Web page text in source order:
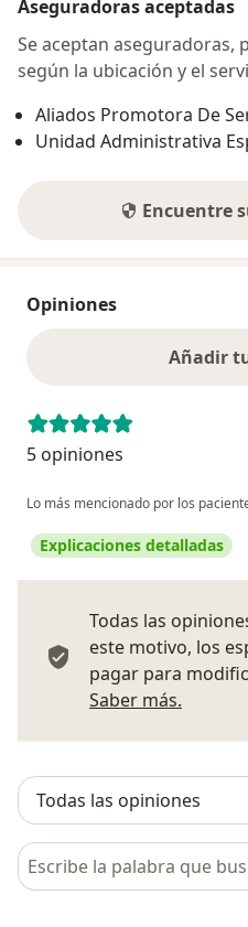
Aseguradoras aceptadas
Se aceptan aseguradoras,
según la ubicación y el
Aliados Promotora De
Unidad Administrativa
Encuentre
Opiniones
Añadir
5 opiniones
Lo más mencionado por los
Explicaciones detalladas
Todas las
este motivo, los
pagar para
Saber más.
Busca en opiniones